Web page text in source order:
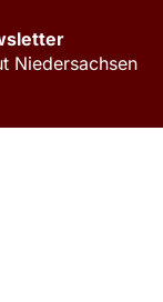
Niedersachsen